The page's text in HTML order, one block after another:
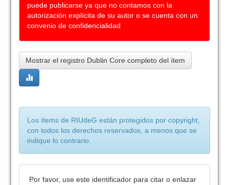
puede publicarse ya que no contamos con la
autorización explícita de su autor o se cuenta con un
convenio de confidencialidad
Mostrar el registro Dublin Core completo del ítem
Los ítems de RIUdeG están protegidos por copyright,
con todos los derechos reservados, a menos que se
indique lo contrario.
Por favor, use este identificador para citar o enlazar